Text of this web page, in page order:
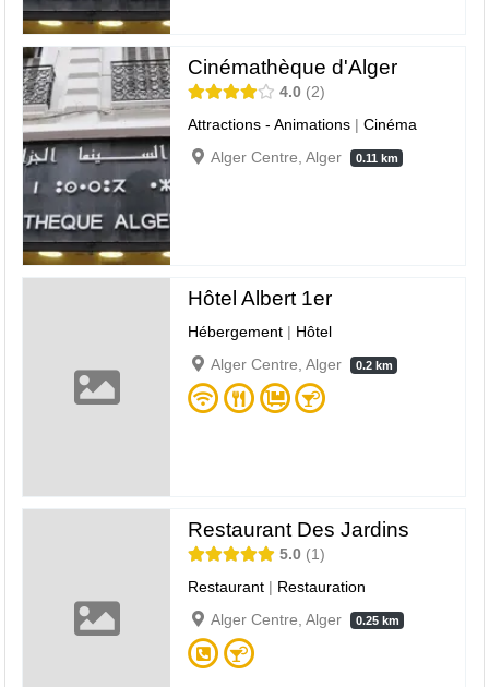
Cinémathèque d'Alger
4.0 2
Attractions - Animations |Cinéma
Alger Centre, Alger
0.11 km
Hôtel Albert 1er
Hébergement | Hôtel
Alger Centre, Alger
0.2 km
Restaurant Des Jardins
5.0
1
Restaurant | Restauration
Alger Centre, Alger
0.25 km